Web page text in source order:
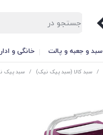
سبد و جعبه و پالت خانگی و
/ سبد کالا (سبد پیک نیک) / سبد پیک نیک